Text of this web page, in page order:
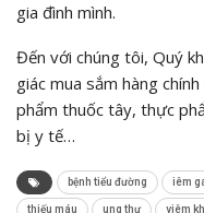
gia đình mình.
Đến với chúng tôi, Quý
giác mua sắm hàng
phẩm thuốc tây, thực
bị y tế…
bệnh tiểu đường iêm
thiếu máu ung thư viêm